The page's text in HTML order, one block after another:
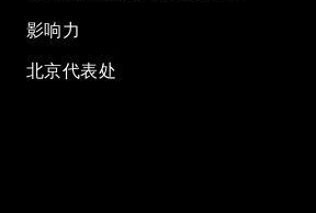
影响力
北京代表处